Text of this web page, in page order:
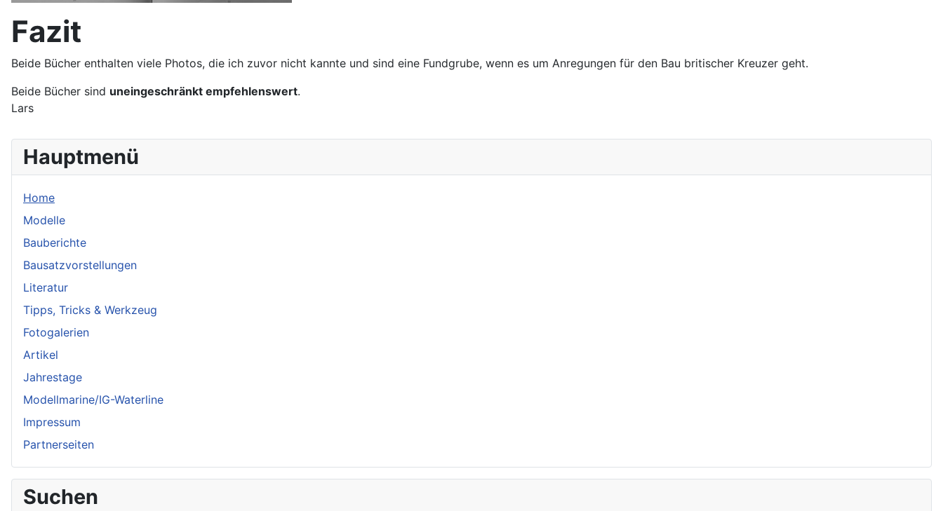
Hauptmenü
Home
Modelle
Bauberichte
Bausatzvorstellungen
Literatur
Tipps, Tricks & Werkzeug
Fotogalerien
Artikel
Jahrestage
Modellmarine/IG-Waterline
Impressum
Partnerseiten
Suchen
Fazit
Beide Bücher enthalten viele Photos, die ich zuvor nicht kannte und sind eine Fundgrube, wenn es um Anregungen für den Bau britischer Kreuzer geht.
Beide Bücher sind uneingeschränkt empfehlenswert.
Lars